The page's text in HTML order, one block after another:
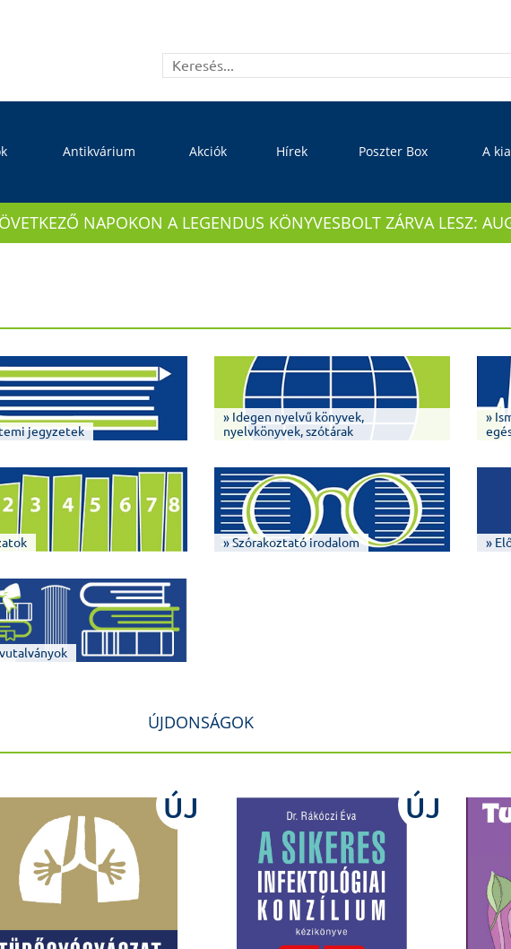
Antikvárium Akciók Hírek Poszter Box A
NAPOKON A LEGENDUS KÖNYVESBOLT ZÁRVA LESZ:
jegyzetek
» Idegen nyelvű könyvek,
nyelvkönyvek, szótárak
»
» Szórakoztató irodalom »
ÚJDONSÁGOK
ÚJ ÚJ